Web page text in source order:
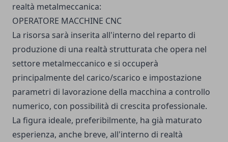
realtà metalmeccanica:
OPERATORE MACCHINE CNC
La risorsa sarà inserita all'interno del reparto di
produzione di una realtà strutturata che opera nel
settore metalmeccanico e si occuperà
principalmente del carico/scarico e impostazione
parametri di lavorazione della macchina a controllo
numerico, con possibilità di crescita professionale.
La figura ideale, preferibilmente, ha già maturato
esperienza, anche breve, all'interno di realtà